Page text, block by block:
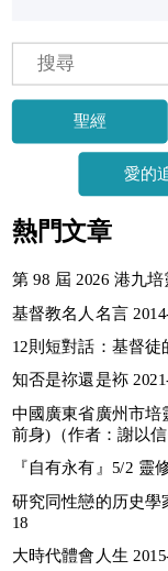
過人的道路（參
以改變神的心意
聖經
愛的
熱門文章
第 98 屆 2026 港九
基督教名人名言
12則短對話：基督徒
知否是祢還是袮
中國廣東省廣州市培
前身)（作者：謝以
『自有永有』5/2 靈
研究同性戀的历史學
18
大時代體會人生